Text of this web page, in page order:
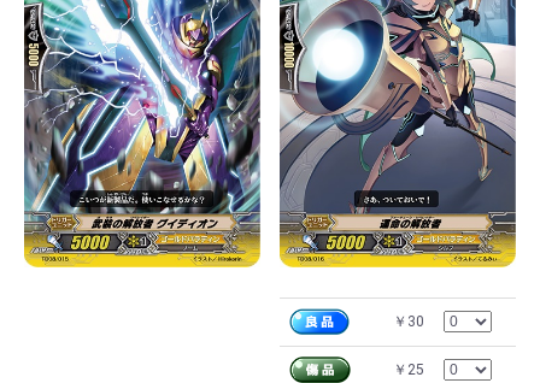
￥30
￥25